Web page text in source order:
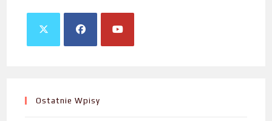
Ostatnie Wpisy